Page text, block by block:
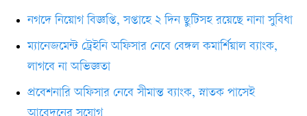
নগদে নিয়োগ বিজ্ঞপ্তি, সপ্তাহে ২ দিন ছুটিসহ রয়েছে নানা সুবিধা
ম্যানেজমেন্ট ট্রেইনি অফিসার নেবে বেঙ্গল কমার্শিয়াল ব্যাংক,
লাগবে না অভিজ্ঞতা
প্রবেশনারি অফিসার নেবে সীমান্ত ব্যাংক, স্নাতক পাসেই
আবেদনের সুযোগ